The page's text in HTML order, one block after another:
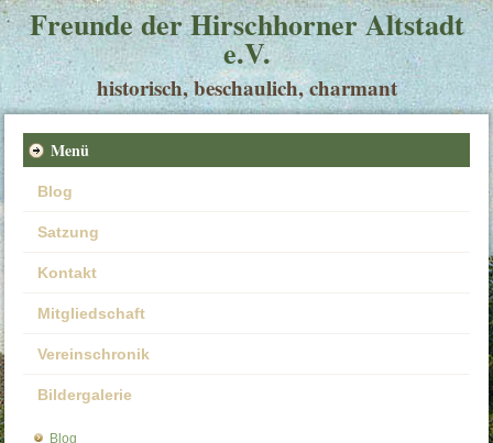
Freunde der Hirschhorner Altstadt
e.V.
historisch, beschaulich, charmant
Menü
Blog
Satzung
Kontakt
Mitgliedschaft
Vereinschronik
Bildergalerie
Blog